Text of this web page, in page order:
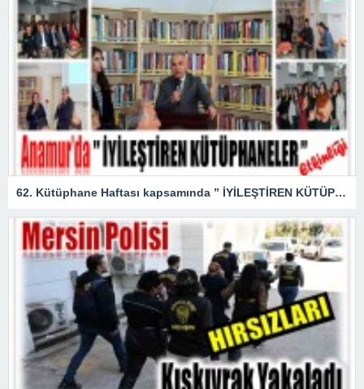
62. Kütüphane Haftası kapsamında ” İYİLEŞTİREN KÜTÜPHANELER ” etkinliği düzenlendi.